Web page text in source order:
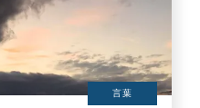
言葉